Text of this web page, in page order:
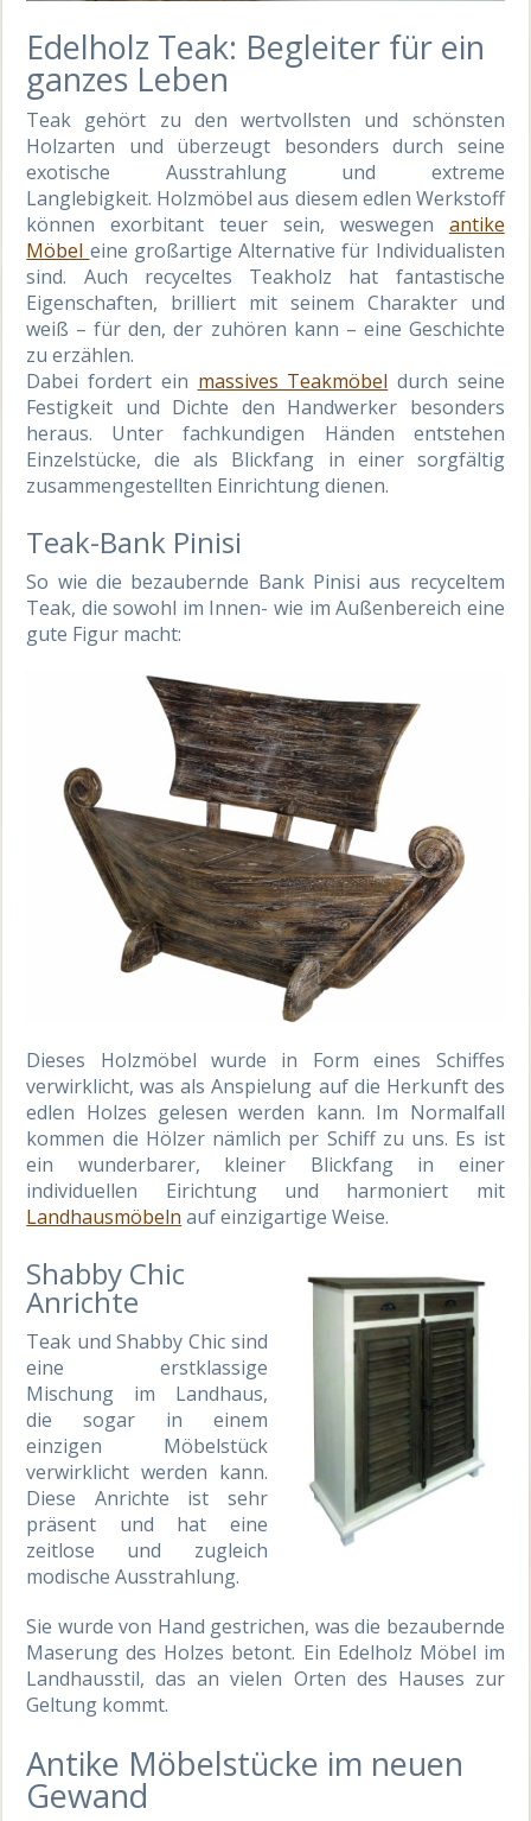
Edelholz Teak: Begleiter für ein
ganzes Leben
Teak gehört zu den wertvollsten und schönsten
Holzarten und überzeugt besonders durch seine
exotische Ausstrahlung und extreme
Langlebigkeit. Holzmöbel aus diesem edlen Werkstoff
können exorbitant teuer sein, weswegen antike
Möbel eine großartige Alternative für Individualisten
sind. Auch recyceltes Teakholz hat fantastische
Eigenschaften, brilliert mit seinem Charakter und
weiß – für den, der zuhören kann – eine Geschichte
zu erzählen.
Dabei fordert ein massives Teakmöbel durch seine
Festigkeit und Dichte den Handwerker besonders
heraus. Unter fachkundigen Händen entstehen
Einzelstücke, die als Blickfang in einer sorgfältig
zusammengestellten Einrichtung dienen.
Teak-Bank Pinisi
So wie die bezaubernde Bank Pinisi aus recyceltem
Teak, die sowohl im Innen- wie im Außenbereich eine
gute Figur macht:
Dieses Holzmöbel wurde in Form eines Schiffes
verwirklicht, was als Anspielung auf die Herkunft des
edlen Holzes gelesen werden kann. Im Normalfall
kommen die Hölzer nämlich per Schiff zu uns. Es ist
ein wunderbarer, kleiner Blickfang in einer
individuellen Eirichtung und harmoniert mit
Landhausmöbeln auf einzigartige Weise.
Shabby Chic
Anrichte
Teak und Shabby Chic sind
eine erstklassige
Mischung im Landhaus,
die sogar in einem
einzigen Möbelstück
verwirklicht werden kann.
Diese Anrichte ist sehr
präsent und hat eine
zeitlose und zugleich
modische Ausstrahlung.
Sie wurde von Hand gestrichen, was die bezaubernde
Maserung des Holzes betont. Ein Edelholz Möbel im
Landhausstil, das an vielen Orten des Hauses zur
Geltung kommt.
Antike Möbelstücke im neuen
Gewand